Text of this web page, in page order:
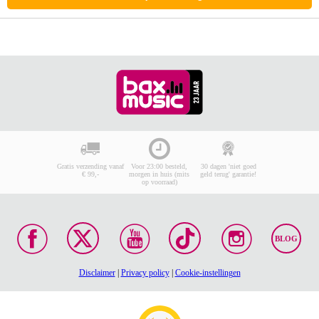
Gratis verzending vanaf
€ 99,-
Voor 23:00 besteld,
morgen in huis (mits
op voorraad)
30 dagen 'niet goed
geld terug' garantie!
BLOG
Disclaimer| Privacy policy| Cookie-instellingen